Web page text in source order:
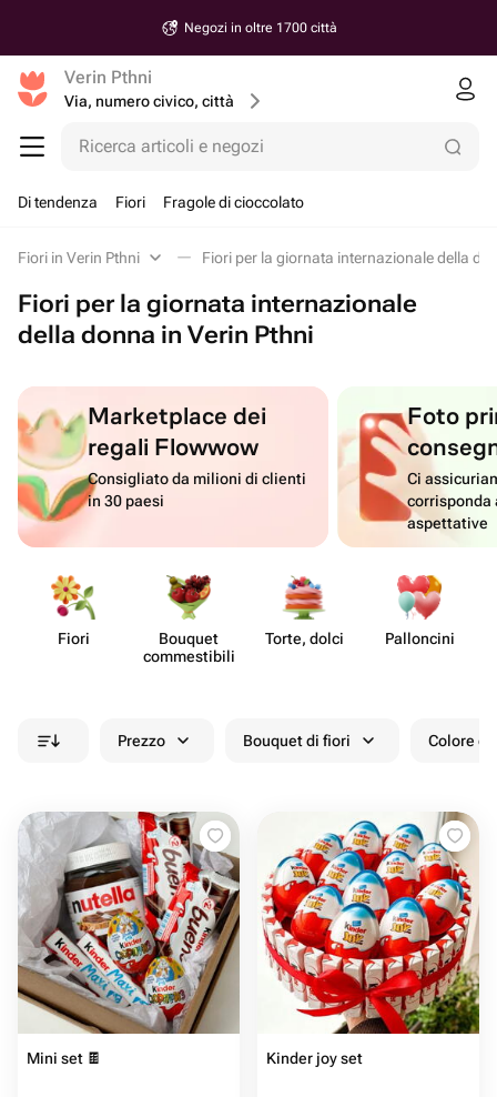
Negozi in oltre 1700 città
Verin Pthni
Via, numero civico, città
Ricerca articoli e negozi
Di tendenza Fiori Fragole di cioccolato
Fiori in Verin Pthni Fiori per la giornata internazionale della
Fiori per la giornata internazionale
della donna in Verin Pthni
Marketplace dei
regali Flowwow
Consigliato da milioni di clienti
in 30 paesi
Foto
Ci
corrisponda
aspettative
Fiori
Bouquet
commes​tibili
Torte, dolci Pall​oncini
Prezzo Bouquet di fiori Colore
Mini set 🍫 Kinder joy set